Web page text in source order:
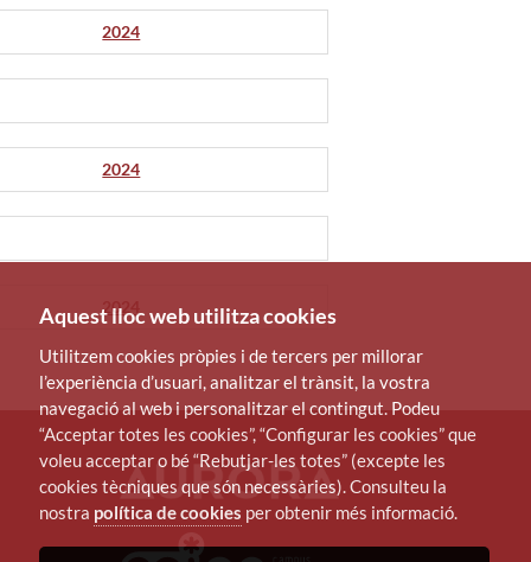
2024
2024
2024
Aquest lloc web utilitza cookies
Utilitzem cookies pròpies i de tercers per millorar
l’experiència d’usuari, analitzar el trànsit, la vostra
navegació al web i personalitzar el contingut. Podeu
“Acceptar totes les cookies”, “Configurar les cookies” que
voleu acceptar o bé “Rebutjar-les totes” (excepte les
cookies tècniques que són necessàries). Consulteu la
nostra política de cookies per obtenir més informació.